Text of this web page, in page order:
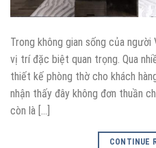
Trong không gian sống của
vị trí đặc biệt quan trọng. Qua
thiết kế phòng thờ cho khách
nhận thấy đây không đơn thuần
còn là […]
CONTINUE